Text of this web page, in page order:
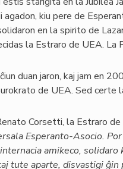
kiu pere de
en la spirito de
la Estraro de UEA.
duan jaron, kaj jam en
de UEA. Sed certe
Corsetti, la Estraro de
Esperanto-Asocio.
amikeco,
tute aparte, disvastigi